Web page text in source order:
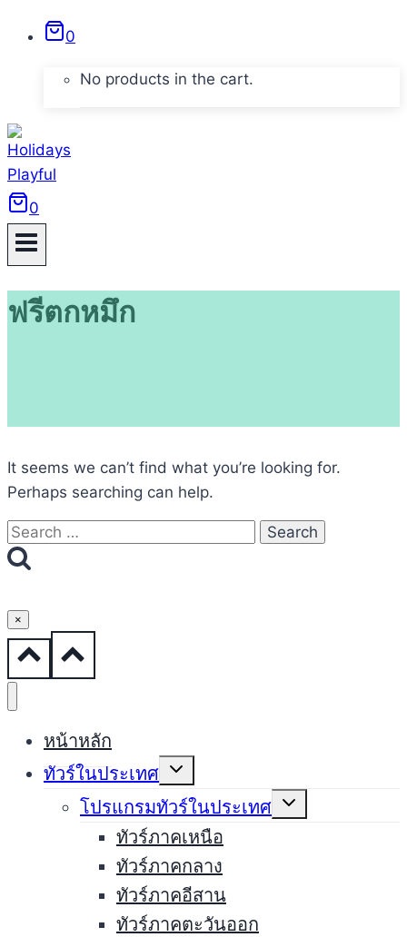
0
No products in the cart.
0
ฟรีตกหมึก
It seems we can’t find what you’re looking for.
Perhaps searching can help.
Search
for:
×
หน้าหลัก
ทัวร์ในประเทศ
Expand
โปรแกรมทัวร์ในประเทศ
Expand
ทัวร์ภาคเหนือ
ทัวร์ภาคกลาง
ทัวร์ภาคอีสาน
ทัวร์ภาคตะวันออก